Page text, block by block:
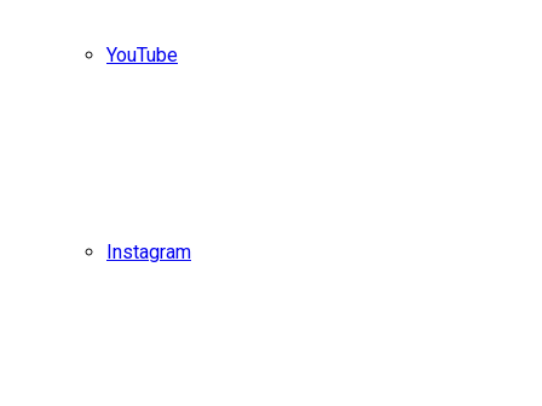
YouTube
Instagram